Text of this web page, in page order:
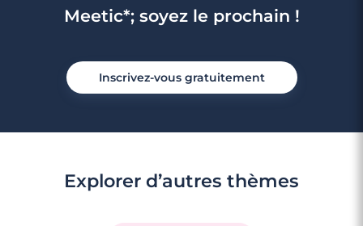
Meetic*; soyez le prochain !
Inscrivez-vous gratuitement
Explorer d’autres thèmes